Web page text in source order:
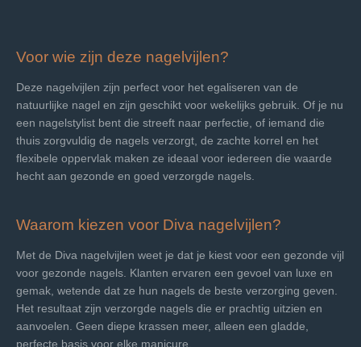
Voor wie zijn deze nagelvijlen?
Deze nagelvijlen zijn perfect voor het egaliseren van de
natuurlijke nagel en zijn geschikt voor wekelijks gebruik. Of je nu
een nagelstylist bent die streeft naar perfectie, of iemand die
thuis zorgvuldig de nagels verzorgt, de zachte korrel en het
flexibele oppervlak maken ze ideaal voor iedereen die waarde
hecht aan gezonde en goed verzorgde nagels.
Waarom kiezen voor Diva nagelvijlen?
Met de Diva nagelvijlen weet je dat je kiest voor een gezonde vijl
voor gezonde nagels. Klanten ervaren een gevoel van luxe en
gemak, wetende dat ze hun nagels de beste verzorging geven.
Het resultaat zijn verzorgde nagels die er prachtig uitzien en
aanvoelen. Geen diepe krassen meer, alleen een gladde,
perfecte basis voor elke manicure.